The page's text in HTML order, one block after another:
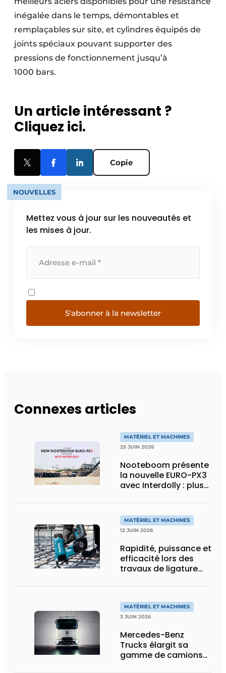
inégalée dans le temps, démontables et
rempla­çables sur site, et cylindres équipés de
joints spéciaux pouvant supporter des
pressions de fonctionnement jusqu’à
1000 bars.
Un article intéressant ?
Cliquez ici.
Copie
NOUVELLES
Mettez vous à jour sur les nouveautés et
les mises à jour.
S'abonner à la newsletter
Connexes articles
MATÉRIEL ET MACHINES
25 JUIN 2026
Nooteboom présente
la nouvelle EURO-PX3
avec Interdolly : plus
transport spécial
MATÉRIEL ET MACHINES
12 JUIN 2026
Rapidité, puissance et
efficacité lors des
travaux de ligature
MATÉRIEL ET MACHINES
3 JUIN 2026
Mercedes-Benz
Trucks élargit sa
gamme de camions